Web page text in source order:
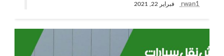
rwan1 فبراير 22, 2021